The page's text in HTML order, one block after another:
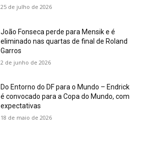
25 de julho de 2026
João Fonseca perde para Mensik e é
eliminado nas quartas de final de Roland
Garros
2 de junho de 2026
Do Entorno do DF para o Mundo – Endrick
é convocado para a Copa do Mundo, com
expectativas
18 de maio de 2026